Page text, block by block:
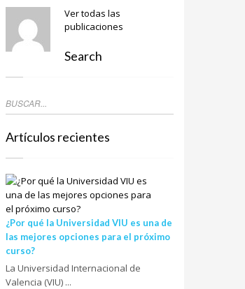
Ver todas las
publicaciones
Search
Artículos recientes
¿Por qué la Universidad VIU es una de
las mejores opciones para el próximo
curso?
La Universidad Internacional de
Valencia (VIU) ...